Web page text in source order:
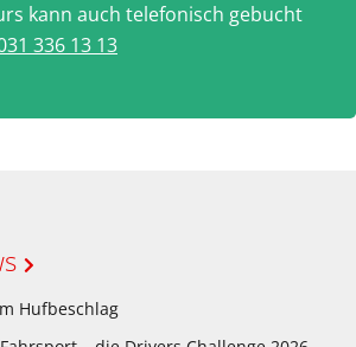
kann auch telefonisch gebucht
336 13 13
Hufbeschlag